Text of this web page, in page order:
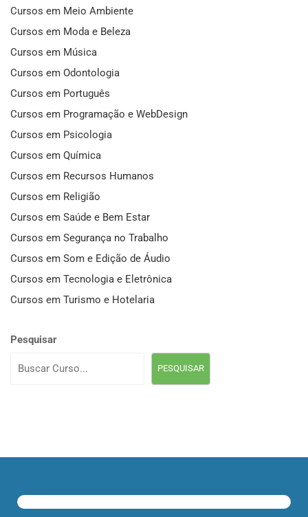
Cursos em Meio Ambiente
Cursos em Moda e Beleza
Cursos em Música
Cursos em Odontologia
Cursos em Português
Cursos em Programação e WebDesign
Cursos em Psicologia
Cursos em Química
Cursos em Recursos Humanos
Cursos em Religião
Cursos em Saúde e Bem Estar
Cursos em Segurança no Trabalho
Cursos em Som e Edição de Áudio
Cursos em Tecnologia e Eletrônica
Cursos em Turismo e Hotelaria
Pesquisar
PESQUISAR